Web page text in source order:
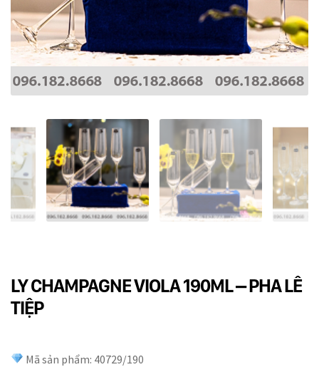
Dụng cụ rót rượu vang
Xô ướp đá rượu vang
Khác
Giới thiệu
Kiến thức
Liên hệ
LY CHAMPAGNE VIOLA 190ML – PHA LÊ
TIỆP
Mã sản phẩm: 40729/190